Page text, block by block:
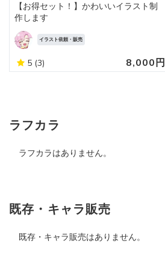
【お得セット！】かわいいイラスト制
作します
イラスト依頼・販売
5 (3) 8,000円
ラフカラ
ラフカラはありません。
既存・キャラ販売
既存・キャラ販売はありません。